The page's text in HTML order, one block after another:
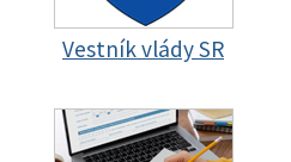
Vestník vlády SR